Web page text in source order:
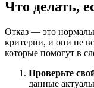
Что делать,
Отказ — это
критерии, и они не
которые помогут в
Проверьте
данные